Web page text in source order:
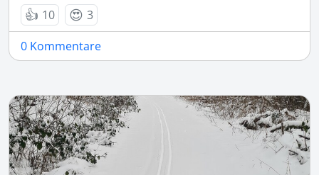
👍 10 😍 3
0 Kommentare